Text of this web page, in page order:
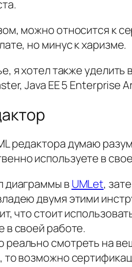
можно относится к
но минус к харизме.
я хотел также
Java EE 5 Enterprise
редактора думаю
используете в
диаграммы в UMLet,
двумя этими
что стоит
в своей работе.
смотреть на
возможно